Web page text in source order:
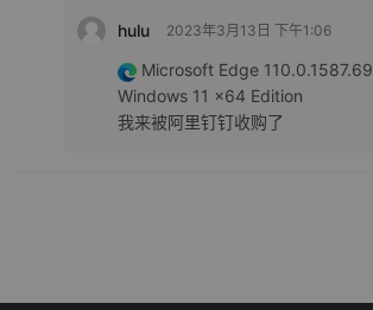
hulu 2023年3月13日 下午1:06
Microsoft Edge 110.0.1587.69
Windows 11 x64 Edition
我来被阿里钉钉收购了